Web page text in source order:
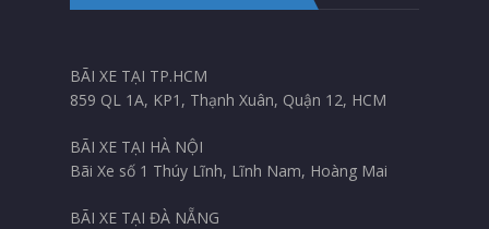
BÃI XE TẠI TP.HCM
859 QL 1A, KP1, Thạnh Xuân, Quận 12, HCM
BÃI XE TẠI HÀ NỘI
Bãi Xe số 1 Thúy Lĩnh, Lĩnh Nam, Hoàng Mai
BÃI XE TẠI ĐÀ NẴNG